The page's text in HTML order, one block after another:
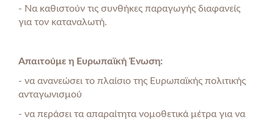
- Να καθιστούν τις συνθήκες παραγωγής διαφανείς
για τον καταναλωτή.
Απαιτούμε η Ευρωπαϊκή Ένωση:
- να ανανεώσει το πλαίσιο της Ευρωπαϊκής πολιτικής
ανταγωνισμού
- να περάσει τα απαραίτητα νομοθετικά μέτρα για να